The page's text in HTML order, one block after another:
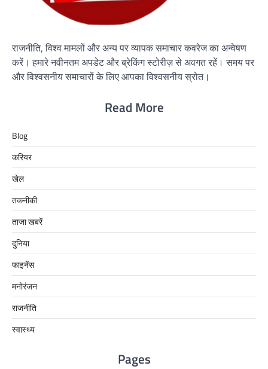
राजनीति, विश्व मामलों और अन्य पर व्यापक समाचार कवरेज का अन्वेषण
करें। हमारे नवीनतम अपडेट और ब्रेकिंग स्टोरीज़ से अवगत रहें। समय पर
और विश्वसनीय समाचारों के लिए आपका विश्वसनीय स्रोत।
Read More
Blog
करियर
खेल
तकनीकी
ताजा खबरें
दुनिया
फाइनेंस
मनोरंजन
राजनीति
स्वास्थ्य
Pages